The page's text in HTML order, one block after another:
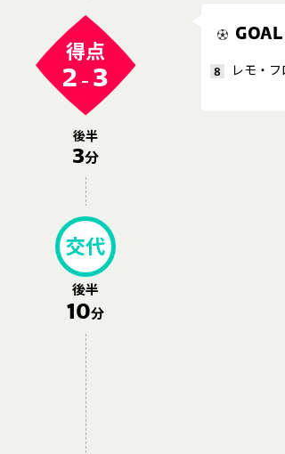
得点
2 - 3
後半
3分
GOAL
8 レモ・
交代
後半
10分